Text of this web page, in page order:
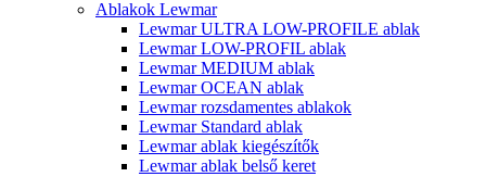
Ablakok Lewmar
Lewmar ULTRA LOW-PROFILE ablak
Lewmar LOW-PROFIL ablak
Lewmar MEDIUM ablak
Lewmar OCEAN ablak
Lewmar rozsdamentes ablakok
Lewmar Standard ablak
Lewmar ablak kiegészítők
Lewmar ablak belső keret